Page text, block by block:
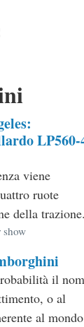
LP560-
viene
ruote
della
show
il
o al
al mondo